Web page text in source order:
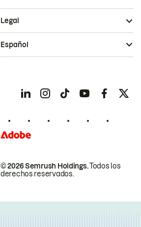
© 2026 Semrush Holdings.Todos los
derechos reservados.
Legal
Español